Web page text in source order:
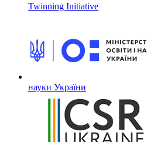
Twinning Initiative
науки України